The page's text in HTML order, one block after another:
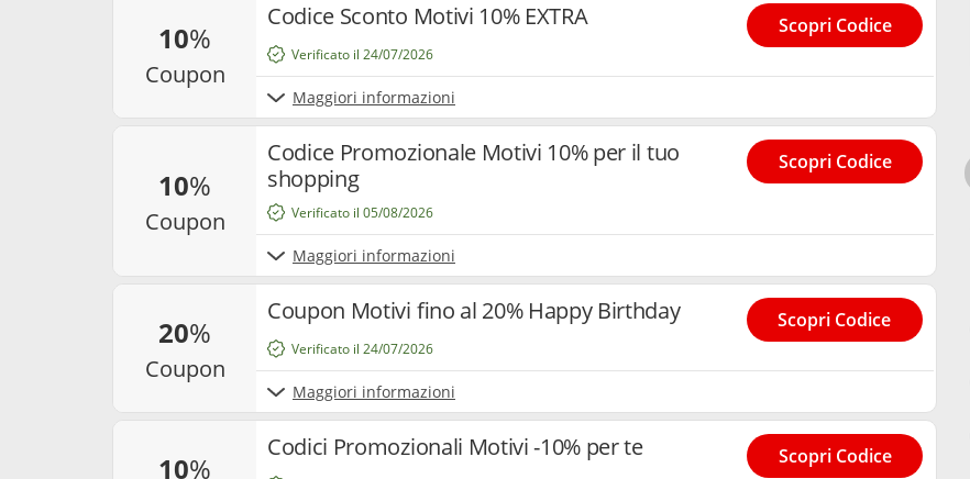
10%
coupon
Codice Sconto Motivi 10% EXTRA
Maggiori informazioni
Verificato il 24/07/2026
Scopri Codice
10%
coupon
Codice Promozionale Motivi 10% per il tuo
shopping
Maggiori informazioni
Verificato il 05/08/2026
Scopri Codice
20%
coupon
Coupon Motivi fino al 20% Happy Birthday
Maggiori informazioni
Verificato il 24/07/2026
Scopri Codice
10%
Codici Promozionali Motivi -10% per te Scopri Codice